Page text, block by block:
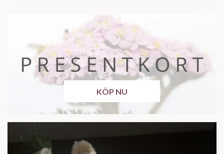
KÖP NU